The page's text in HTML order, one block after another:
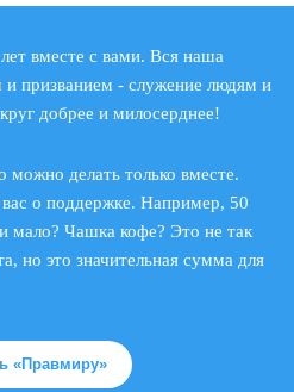
вместе с вами. Вся наша
призванием - служение людям и
добрее и милосерднее!
можно делать только вместе.
о поддержке. Например, 50
мало? Чашка кофе? Это не так
но это значительная сумма для
«Правмиру»